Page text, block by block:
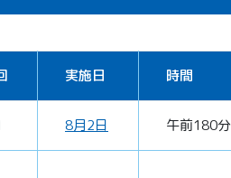
実施日 時間
8月2日 午前180分